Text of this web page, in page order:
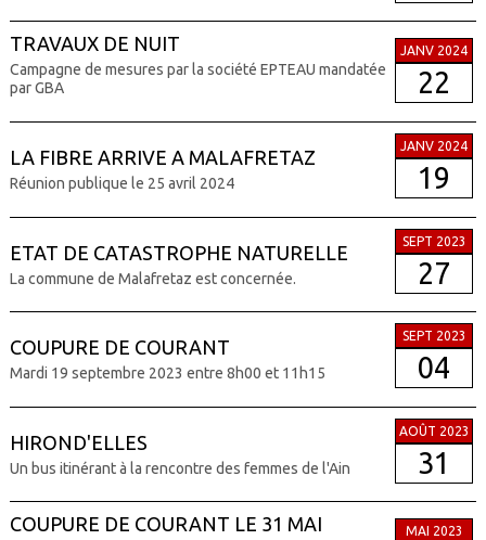
TRAVAUX DE NUIT
Campagne de mesures par la société EPTEAU mandatée
par GBA
JANV 2024
22
LA FIBRE ARRIVE A MALAFRETAZ
Réunion publique le 25 avril 2024
JANV 2024
19
ETAT DE CATASTROPHE NATURELLE
La commune de Malafretaz est concernée.
SEPT 2023
27
COUPURE DE COURANT
Mardi 19 septembre 2023 entre 8h00 et 11h15
SEPT 2023
04
HIROND'ELLES
Un bus itinérant à la rencontre des femmes de l'Ain
AOÛT 2023
31
COUPURE DE COURANT LE 31 MAI MAI 2023